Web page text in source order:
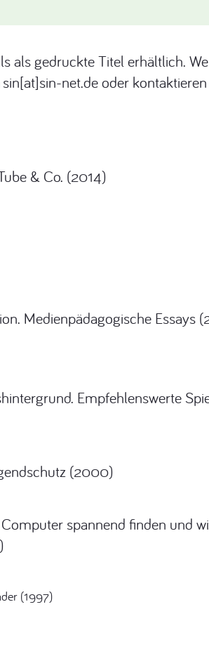
als gedruckte Titel erhältlich.
net.de oder
& Co. (2014)
Medienpädagogische Essays
Empfehlenswerte
(2000)
spannend finden und
(1997)